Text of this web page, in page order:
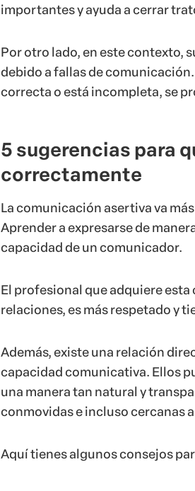
importantes y ayuda a cerrar
Por otro lado, en este contexto,
debido a fallas de
correcta o está incompleta, se
5 sugerencias para
correctamente
La comunicación asertiva va
Aprender a expresarse de
capacidad de un comunicador.
El profesional que adquiere
relaciones, es más respetado y
Además, existe una relación
capacidad comunicativa. Ellos
una manera tan natural y
conmovidas e incluso cercanas
Aquí tienes algunos consejos